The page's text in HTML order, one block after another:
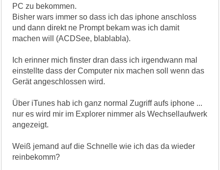
PC zu bekommen.
Bisher wars immer so dass ich das iphone anschloss
und dann direkt ne Prompt bekam was ich damit
machen will (ACDSee, blablabla).
Ich erinner mich finster dran dass ich irgendwann mal
einstellte dass der Computer nix machen soll wenn das
Gerät angeschlossen wird.
Über iTunes hab ich ganz normal Zugriff aufs iphone ...
nur es wird mir im Explorer nimmer als Wechsellaufwerk
angezeigt.
Weiß jemand auf die Schnelle wie ich das da wieder
reinbekomm?